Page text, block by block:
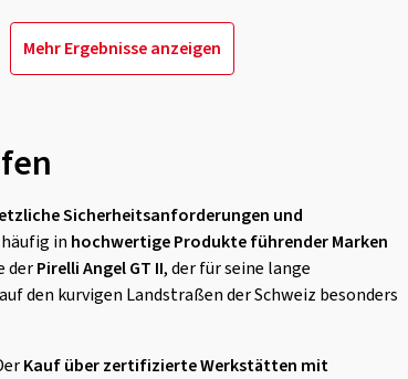
Mehr Ergebnisse anzeigen
Sicherheitsanforderungen und
in hochwertige Produkte führender Marken
derPirelli Angel GT II, der für seine lange
den kurvigen Landstraßen der Schweiz besonders
Kauf über zertifizierte Werkstätten mit